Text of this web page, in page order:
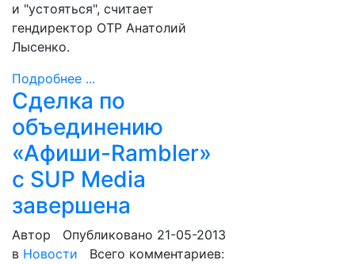
и "устояться", считает
гендиректор ОТР Анатолий
Лысенко.
Подробнее ...
Сделка по
объединению
«Афиши-Rambler»
с SUP Media
завершена
Автор
Опубликовано 21-05-2013
в Новости Всего комментариев: